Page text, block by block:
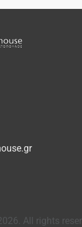
All rights